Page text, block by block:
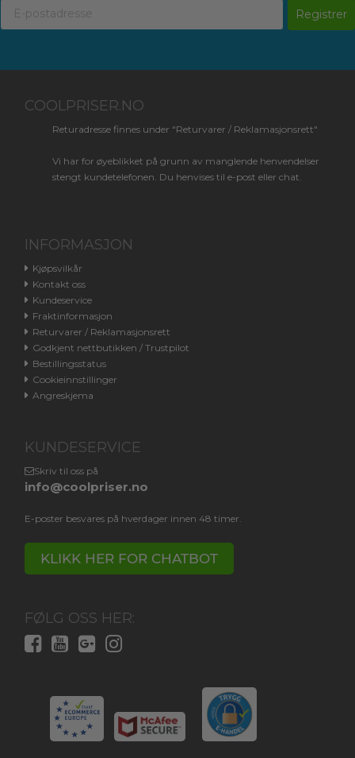
Registrer
COOLPRISER.NO
Returadresse finnes under "Returvarer / Reklamasjonsrett"
Vi har for øyeblikket på grunn av manglende henvendelser
stengt kundetelefonen. Du henvises til e-post eller chat.
INFORMASJON
Kjøpsvilkår
Kontakt oss
Kundeservice
Fraktinformasjon
Returvarer / Reklamasjonsrett
Godkjent nettbutikken / Trustpilot
Bestillingsstatus
Cookieinnstillinger
Angreskjema
KUNDESERVICE
Skriv til oss på
info@coolpriser.no
E-poster besvares på hverdager innen 48 timer.
KLIKK HER FOR CHATBOT
FØLG OSS HER: